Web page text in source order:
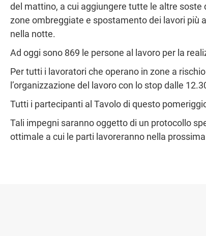
del mattino, a cui aggiungere tutte le altre
zone ombreggiate e spostamento dei lavori più
nella notte.
Ad oggi sono 869 le persone al lavoro per la
Per tutti i lavoratori che operano in zone a
l’organizzazione del lavoro con lo stop dalle
Tutti i partecipanti al Tavolo di questo
Tali impegni saranno oggetto di un protocollo
ottimale a cui le parti lavoreranno nella